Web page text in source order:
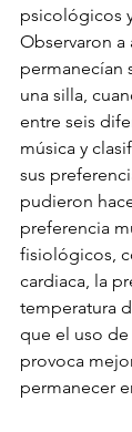
psicológicos
Observaron a
permanecían
una silla,
entre seis
música y
sus
pudieron
preferencia
fisiológicos,
cardiaca, la
temperatura
que el uso
provoca
permanecer